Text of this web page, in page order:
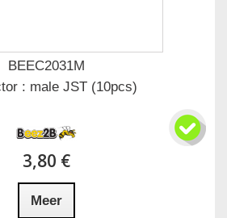
BEEC2031M
: male JST (10pcs)
3,80 €
Meer